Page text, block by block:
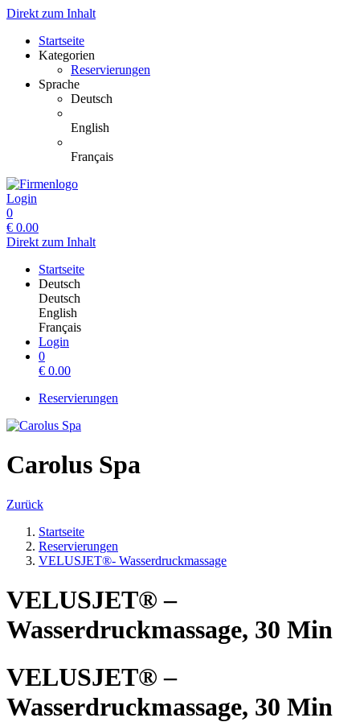
Direkt zum Inhalt
Startseite
Kategorien
Reservierungen
Sprache
Deutsch
English
Français
Login
0
€ 0.00
Direkt zum Inhalt
Startseite
Deutsch
Deutsch
English
Français
Login
0
€ 0.00
Reservierungen
Carolus Spa
Zurück
Startseite
Reservierungen
VELUSJET®- Wasserdruckmassage
VELUSJET® –
Wasserdruckmassage, 30 Min
VELUSJET® –
Wasserdruckmassage, 30 Min